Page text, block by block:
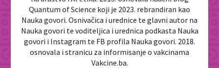
Quantum of Science koji je 2023. rebrandiran kao
Nauka govori. Osnivačica i urednice te glavni autor na
Nauka govori te voditeljica i urednica podkasta Nauka
govori i Instagram te FB profila Nauka govori. 2018.
osnovala i stranicu za informisanje o vakcinama
Vakcine.ba.